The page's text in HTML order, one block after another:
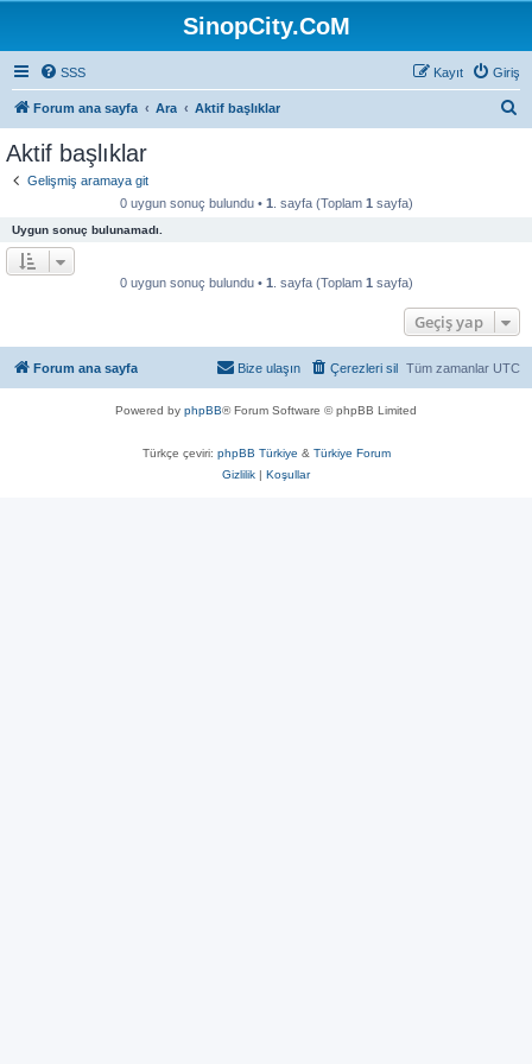
SinopCity.CoM
SSS Giriş
Kayıt
Forum ana sayfa Ara Aktif başlıklar
Aktif başlıklar
Gelişmiş aramaya git
0 uygun sonuç bulundu • 1 . sayfa (Toplam 1 sayfa)
Uygun sonuç bulunamadı.
0 uygun sonuç bulundu • 1 . sayfa (Toplam 1 sayfa)
Geçiş yap
Forum ana sayfa Tüm zamanlar UTC
Çerezleri sil
Bize ulaşın
Powered by phpBB® Forum Software © phpBB Limited
Türkçe çeviri: phpBB Türkiye & Türkiye Forum
Gizlilik | Koşullar